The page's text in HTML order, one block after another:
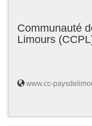
Communauté
Limours
www.cc-